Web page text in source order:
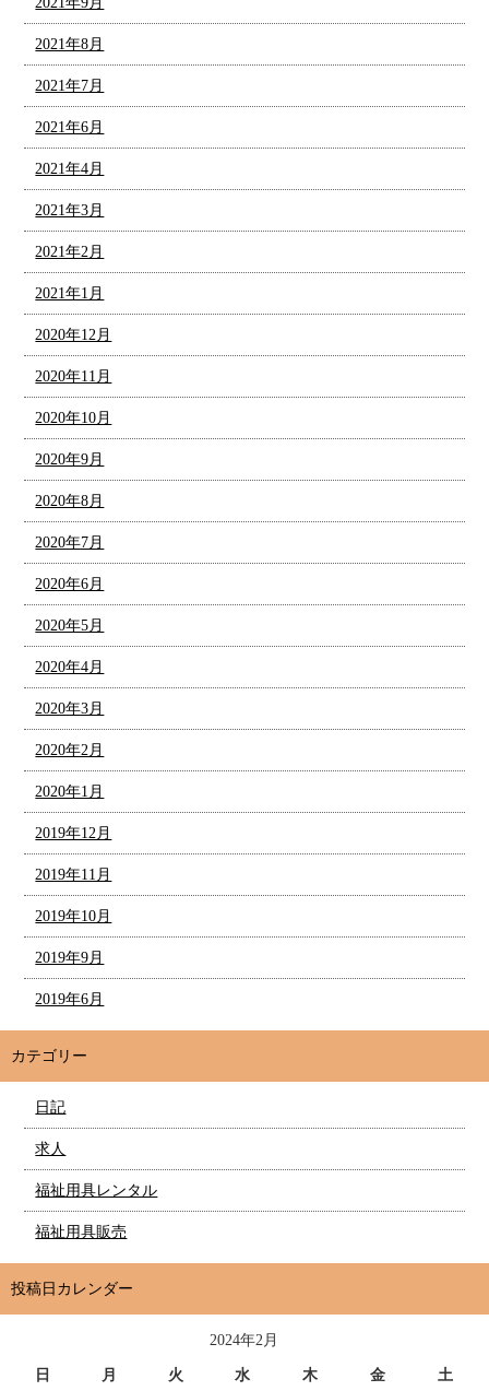
2021年8月
2021年7月
2021年6月
2021年4月
2021年3月
2021年2月
2021年1月
2020年12月
2020年11月
2020年10月
2020年9月
2020年8月
2020年7月
2020年6月
2020年5月
2020年4月
2020年3月
2020年2月
2020年1月
2019年12月
2019年11月
2019年10月
2019年9月
2019年6月
カテゴリー
日記
求人
福祉用具レンタル
福祉用具販売
投稿日カレンダー
2024年2月
日 月 火 水 木 金 土